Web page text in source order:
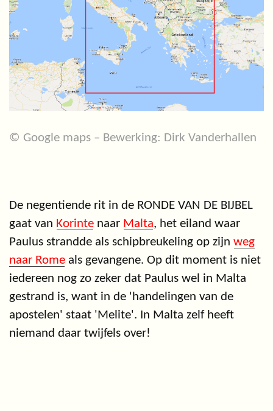
© Google maps – Bewerking: Dirk Vanderhallen
De negentiende rit in de RONDE VAN DE BIJBEL
gaat van Korinte naar Malta, het eiland waar
Paulus strandde als schipbreukeling op zijn weg
naar Rome als gevangene. Op dit moment is niet
iedereen nog zo zeker dat Paulus wel in Malta
gestrand is, want in de 'handelingen van de
apostelen' staat 'Melite'. In Malta zelf heeft
niemand daar twijfels over!